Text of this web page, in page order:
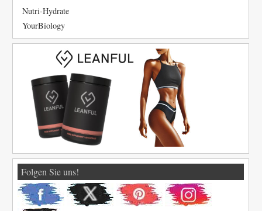
Nutri-Hydrate
YourBiology
Folgen Sie uns!